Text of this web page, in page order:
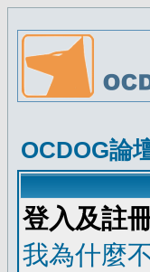
OCDOG論
登入及註
我為什麼